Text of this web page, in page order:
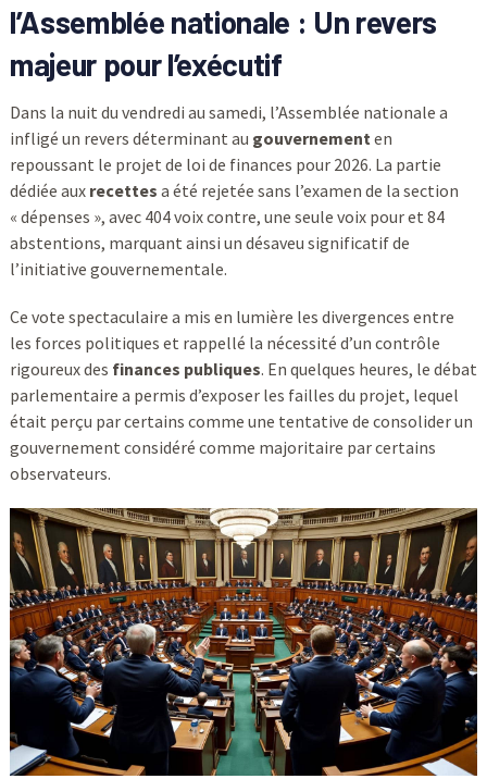
l’Assemblée nationale : Un revers
majeur pour l’exécutif
Dans la nuit du vendredi au samedi, l’Assemblée nationale a
infligé un revers déterminant au gouvernementen
repoussant le projet de loi de finances pour 2026. La partie
dédiée aux recettes a été rejetée sans l’examen de la section
« dépenses », avec 404 voix contre, une seule voix pour et 84
abstentions, marquant ainsi un désaveu significatif de
l’initiative gouvernementale.
Ce vote spectaculaire a mis en lumière les divergences entre
les forces politiques et rappellé la nécessité d’un contrôle
rigoureux des finances publiques. En quelques heures, le débat
parlementaire a permis d’exposer les failles du projet, lequel
était perçu par certains comme une tentative de consolider un
gouvernement considéré comme majoritaire par certains
observateurs.